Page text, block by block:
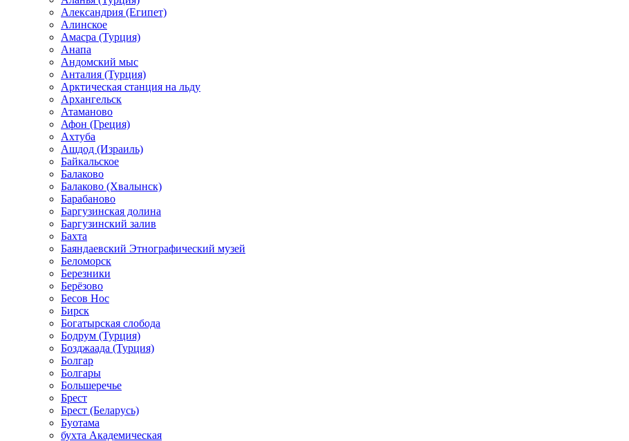
Александрия (Египет)
Алинское
Амасра (Турция)
Анапа
Андомский мыс
Анталия (Турция)
Арктическая станция на льду
Архангельск
Атаманово
Афон (Греция)
Ахтуба
Ашдод (Израиль)
Байкальское
Балаково
Балаково (Хвалынск)
Барабаново
Баргузинская долина
Баргузинский залив
Бахта
Баяндаевский Этнографический музей
Беломорск
Березники
Берёзово
Бесов Нос
Бирск
Богатырская слобода
Бодрум (Турция)
Бозджаада (Турция)
Болгар
Болгары
Большеречье
Брест
Брест (Беларусь)
Буотама
бухта Академическая